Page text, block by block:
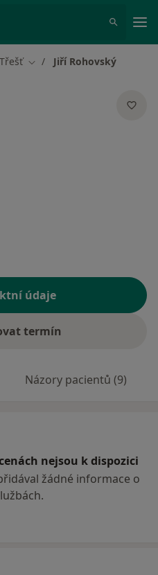
Třešť Změna města
Jiří Rohovský
údaje
termín
Názory pacientů (9)
nejsou k dispozici
žádné informace o